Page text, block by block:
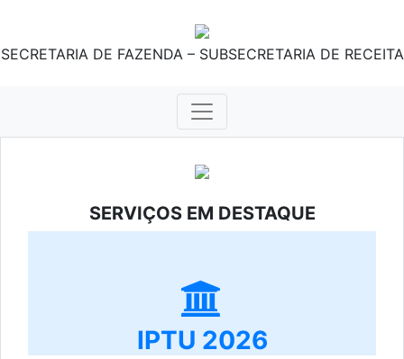
SECRETARIA DE FAZENDA – SUBSECRETARIA DE RECEITA
SERVIÇOS EM DESTAQUE
IPTU 2026